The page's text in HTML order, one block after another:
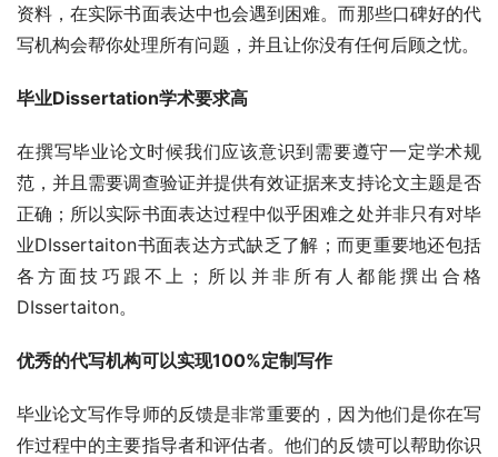
资料，在实际书面表达中也会遇到困难。而那些口碑好的代
写机构会帮你处理所有问题，并且让你没有任何后顾之忧。
毕业Dissertation学术要求高
在撰写毕业论文时候我们应该意识到需要遵守一定学术规
范，并且需要调查验证并提供有效证据来支持论文主题是否
正确；所以实际书面表达过程中似乎困难之处并非只有对毕
业DIssertaiton书面表达方式缺乏了解；而更重要地还包括
各方面技巧跟不上；所以并非所有人都能撰出合格
DIssertaiton。
优秀的代写机构可以实现100%定制写作
毕业论文写作导师的反馈是非常重要的，因为他们是你在写
作过程中的主要指导者和评估者。他们的反馈可以帮助你识